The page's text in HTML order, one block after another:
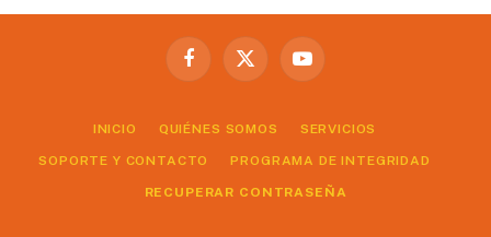
Facebook
X
YouTube
INICIO QUIÉNES SOMOS SERVICIOS
SOPORTE Y CONTACTO PROGRAMA DE INTEGRIDAD
RECUPERAR CONTRASEÑA